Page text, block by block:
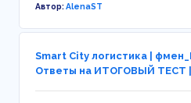
Автор:AlenaST
Smart City логистика |
Ответы на ИТОГОВЫЙ ТЕСТ |